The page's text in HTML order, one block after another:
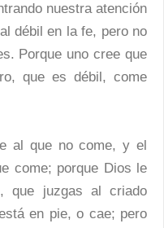
nuestra atención
débil en la fe, pero no
Porque uno cree que
que es débil, come
al que no come, y el
come; porque Dios le
que juzgas al criado
en pie, o cae; pero